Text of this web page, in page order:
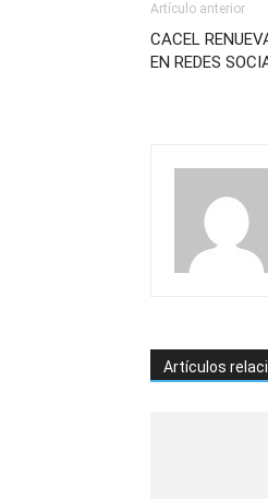
Artículo anterior
CACEL
EN REDES
Artículos